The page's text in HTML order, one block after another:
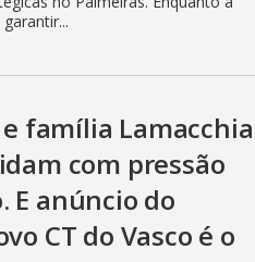
família Lamacchia
com pressão
E anúncio do
CT do Vasco é o